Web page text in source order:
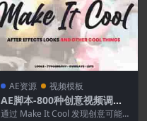
AE资源 视频模板
AE脚本-800种创意视频调色
叠加外观特效文字标题预设
通过 Make It Cool 发现创意可能